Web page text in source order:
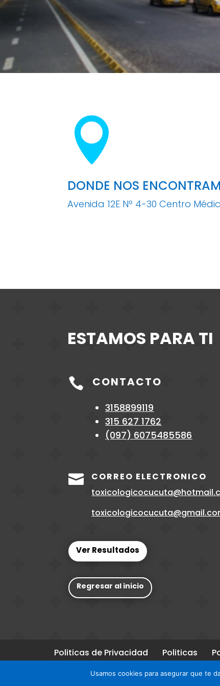

DONDE NOS
Avenida 12E Nº 4-30 Centro
ESTAMOS PARA TI
 CONTACTO
3158899119
315 627 1762
(097) 6075485586

CORREO ELECTRONICO
Ver Resultados
Regresar al inicio
Politicas de Privacidad Politicas
Usamos cookies para asegurar que te